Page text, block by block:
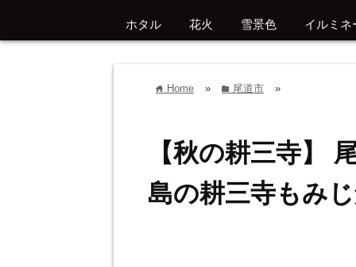
ホタル 花火 雪景色 イルミネ
home Home » folder 尾道市 »
【秋の耕三寺】
島の耕三寺もみ